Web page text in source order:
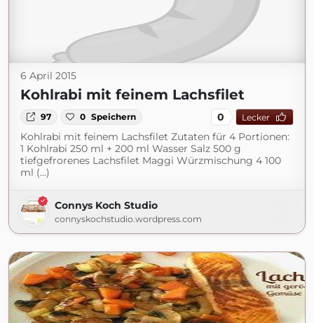
6 April 2015
Kohlrabi mit feinem Lachsfilet
97 0 Speichern 0 Lecker
Kohlrabi mit feinem Lachsfilet Zutaten für 4 Portionen:
1 Kohlrabi 250 ml + 200 ml Wasser Salz 500 g
tiefgefrorenes Lachsfilet Maggi Würzmischung 4 100
ml (...)
Connys Koch Studio
connyskochstudio.wordpress.com